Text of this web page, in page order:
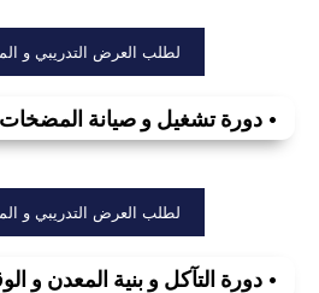
لطلب العرض التدريبي و
• دورة تشغيل و صيانة المضخات
لطلب العرض التدريبي و
• دورة التآكل و بنية المعدن و